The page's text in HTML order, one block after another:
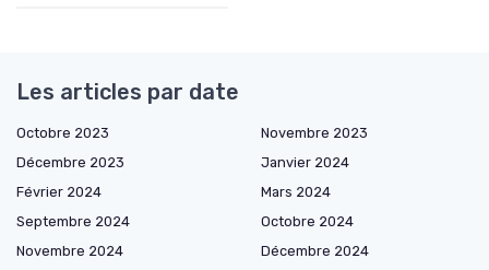
Les articles par date
Octobre 2023
Novembre 2023
Décembre 2023
Janvier 2024
Février 2024
Mars 2024
Septembre 2024
Octobre 2024
Novembre 2024
Décembre 2024